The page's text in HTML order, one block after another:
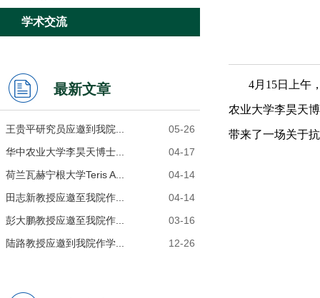
学术交流
最新文章
05-26
王贵平研究员应邀到我院...
04-17
华中农业大学李昊天博士...
04-14
荷兰瓦赫宁根大学Teris A...
04-14
田志新教授应邀至我院作...
03-16
彭大鹏教授应邀至我院作...
12-26
陆路教授应邀到我院作学...
4月15日上午
农业大学李昊天
带来了一场关于